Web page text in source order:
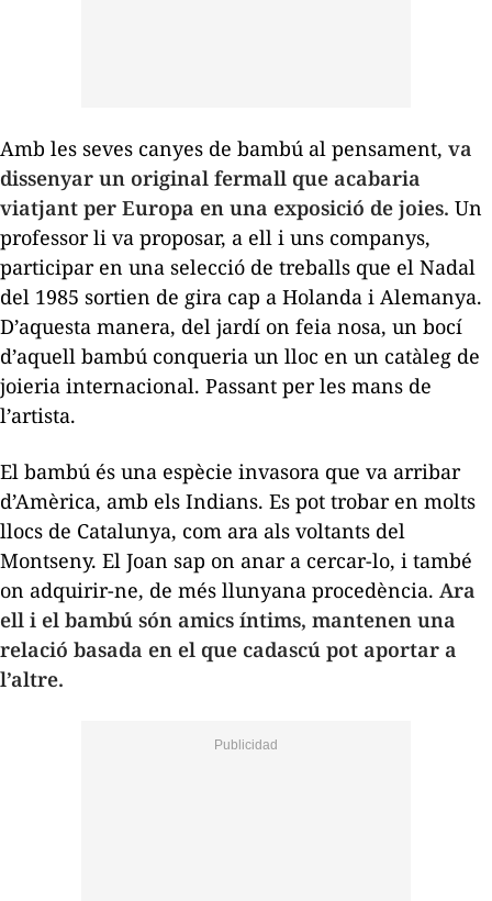
Amb les seves canyes de bambú al pensament, va
dissenyar un original fermall que acabaria
viatjant per Europa en una exposició de joies. Un
professor li va proposar, a ell i uns companys,
participar en una selecció de treballs que el Nadal
del 1985 sortien de gira cap a Holanda i Alemanya.
D’aquesta manera, del jardí on feia nosa, un bocí
d’aquell bambú conqueria un lloc en un catàleg de
joieria internacional. Passant per les mans de
l’artista.
El bambú és una espècie invasora que va arribar
d’Amèrica, amb els Indians. Es pot trobar en molts
llocs de Catalunya, com ara als voltants del
Montseny. El Joan sap on anar a cercar-lo, i també
on adquirir-ne, de més llunyana procedència. Ara
ell i el bambú són amics íntims, mantenen una
relació basada en el que cadascú pot aportar a
l’altre.